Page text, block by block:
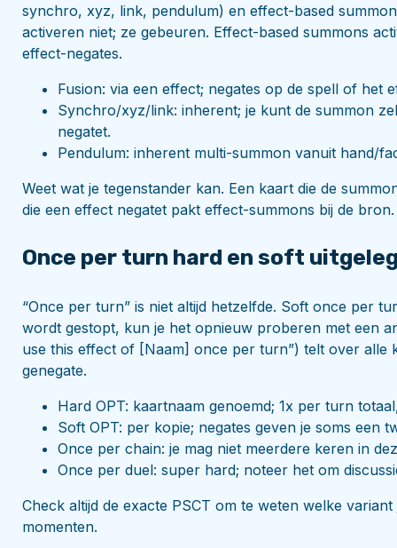
synchro, xyz, link, pendulum) en effect-based
activeren niet; ze gebeuren. Effect-based summons
effect-negates.
Fusion: via een effect; negates op de spell of het
Synchro/xyz/link: inherent; je kunt de summon
negatet.
Pendulum: inherent multi-summon vanuit hand/
Weet wat je tegenstander kan. Een kaart die de
die een effect negatet pakt effect-summons bij de bron.
Once per turn hard en soft
“Once per turn” is niet altijd hetzelfde. Soft once per
wordt gestopt, kun je het opnieuw proberen met een
use this effect of [Naam] once per turn”) telt over alle
genegate.
Hard OPT: kaartnaam genoemd; 1x per turn
Soft OPT: per kopie; negates geven je soms een
Once per chain: je mag niet meerdere keren in
Once per duel: super hard; noteer het om
Check altijd de exacte PSCT om te weten welke
momenten.